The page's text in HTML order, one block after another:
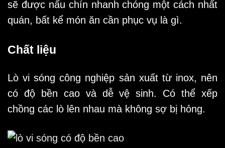
sẽ được nấu chín nhanh chóng một cách nhất
quán, bất kể món ăn cần phục vụ là gì.
Chất liệu
Lò vi sóng công nghiệp sản xuất từ inox, nên
có độ bền cao và dễ vệ sinh. Có thể xếp
chồng các lò lên nhau mà không sợ bị hỏng.